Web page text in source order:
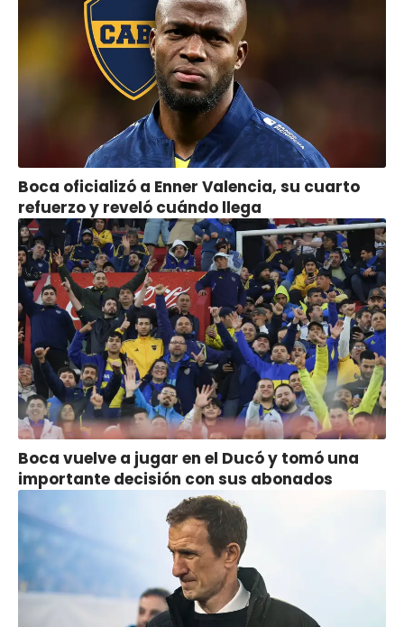
Boca oficializó a Enner Valencia, su cuarto
refuerzo y reveló cuándo llega
Boca vuelve a jugar en el Ducó y tomó una
importante decisión con sus abonados